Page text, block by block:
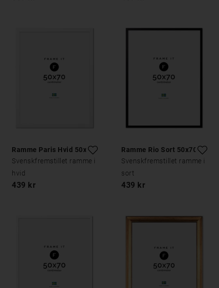
Ramme Paris Hvid 50x70
Svenskfremstillet ramme i
hvid
439 kr
Ramme Rio Sort 50x70
Svenskfremstillet ramme i
sort
439 kr